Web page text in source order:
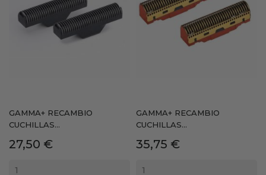
GAMMA+ RECAMBIO
CUCHILLAS...
Precio
27,50 €
GAMMA+ RECAMBIO
CUCHILLAS...
Precio
35,75 €